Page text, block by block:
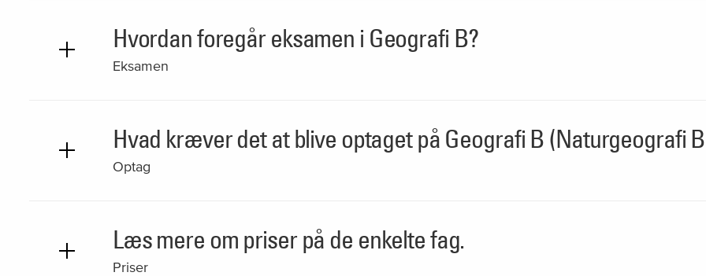
Hvordan foregår eksamen i Geografi B?
Eksamen
Hvad kræver det at blive optaget på Geografi B (Naturgeografi
Optag
Læs mere om priser på de enkelte fag.
Priser